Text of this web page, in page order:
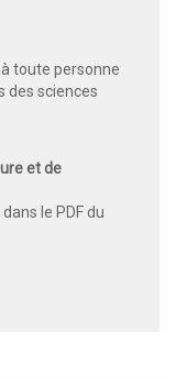
toute personne
des sciences
et de
le PDF du